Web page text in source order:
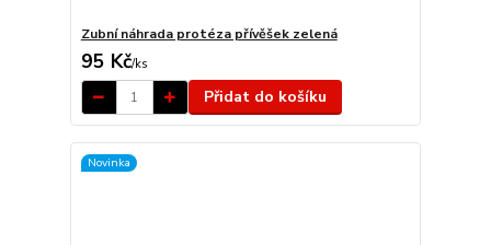
Zubní náhrada protéza přívěšek zelená
95 Kč/ks
Přidat do košíku
Novinka